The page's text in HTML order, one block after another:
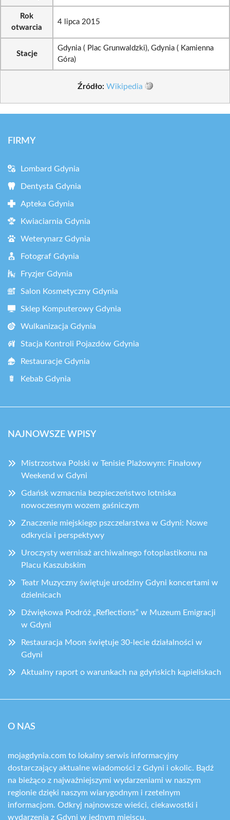
Rok
otwarcia
4 lipca 2015
Stacje
Gdynia ( Plac Grunwaldzki), Gdynia ( Kamienna
Góra)
Źródło: Wikipedia
FIRMY
Lombard Gdynia
Dentysta Gdynia
Apteka Gdynia
Kwiaciarnia Gdynia
Weterynarz Gdynia
Fotograf Gdynia
Fryzjer Gdynia
Salon Kosmetyczny Gdynia
Sklep Komputerowy Gdynia
Wulkanizacja Gdynia
Stacja Kontroli Pojazdów Gdynia
Restauracje Gdynia
Kebab Gdynia
NAJNOWSZE WPISY
Mistrzostwa Polski w Tenisie Plażowym: Finałowy
Weekend w Gdyni
Gdańsk wzmacnia bezpieczeństwo lotniska
nowoczesnym wozem gaśniczym
Znaczenie miejskiego pszczelarstwa w Gdyni: Nowe
odkrycia i perspektywy
Uroczysty wernisaż archiwalnego fotoplastikonu na
Placu Kaszubskim
Teatr Muzyczny świętuje urodziny Gdyni koncertami w
dzielnicach
Dźwiękowa Podróż „Reflections” w Muzeum Emigracji
w Gdyni
Restauracja Moon świętuje 30-lecie działalności w
Gdyni
Aktualny raport o warunkach na gdyńskich kąpieliskach
O NAS
mojagdynia.com to lokalny serwis informacyjny
dostarczający aktualne wiadomości z Gdyni i okolic. Bądź
na bieżąco z najważniejszymi wydarzeniami w naszym
regionie dzięki naszym wiarygodnym i rzetelnym
informacjom. Odkryj najnowsze wieści, ciekawostki i
wydarzenia z Gdyni w jednym miejscu.